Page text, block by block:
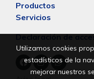
Productos
Servicios
Declaración de
Utilizamos cookies
estadísticos de la
mejorar nuestros